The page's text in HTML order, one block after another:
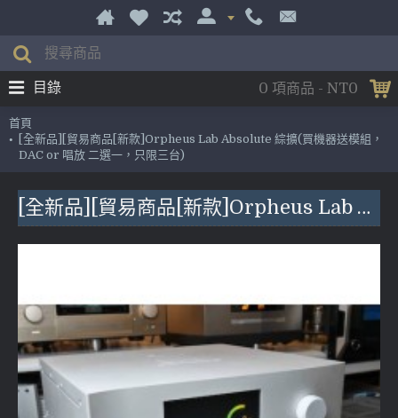
0 項商品 - NT0
目錄
首頁
[全新品][貿易商品[新款]Orpheus Lab Absolute 綜擴(買機器送模組，
DAC or 唱放 二選一，只限三台)
[全新品][貿易商品[新款]Orpheus Lab Absolute 綜擴(買機器送模組，DAC or 唱放 二選一，只限三台)